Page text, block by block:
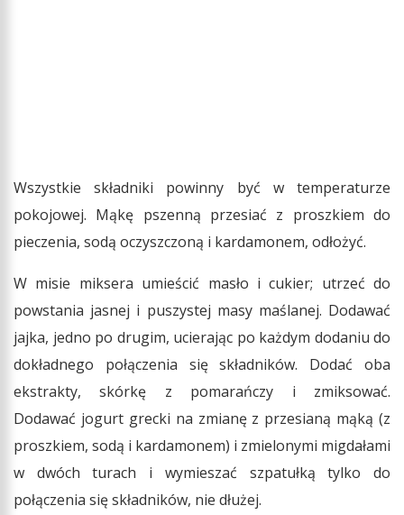
Wszystkie składniki powinny być w temperaturze
pokojowej. Mąkę pszenną przesiać z proszkiem do
pieczenia, sodą oczyszczoną i kardamonem, odłożyć.
W misie miksera umieścić masło i cukier; utrzeć do
powstania jasnej i puszystej masy maślanej. Dodawać
jajka, jedno po drugim, ucierając po każdym dodaniu do
dokładnego połączenia się składników. Dodać oba
ekstrakty, skórkę z pomarańczy i zmiksować.
Dodawać jogurt grecki na zmianę z przesianą mąką (z
proszkiem, sodą i kardamonem) i zmielonymi migdałami
w dwóch turach i wymieszać szpatułką tylko do
połączenia się składników, nie dłużej.